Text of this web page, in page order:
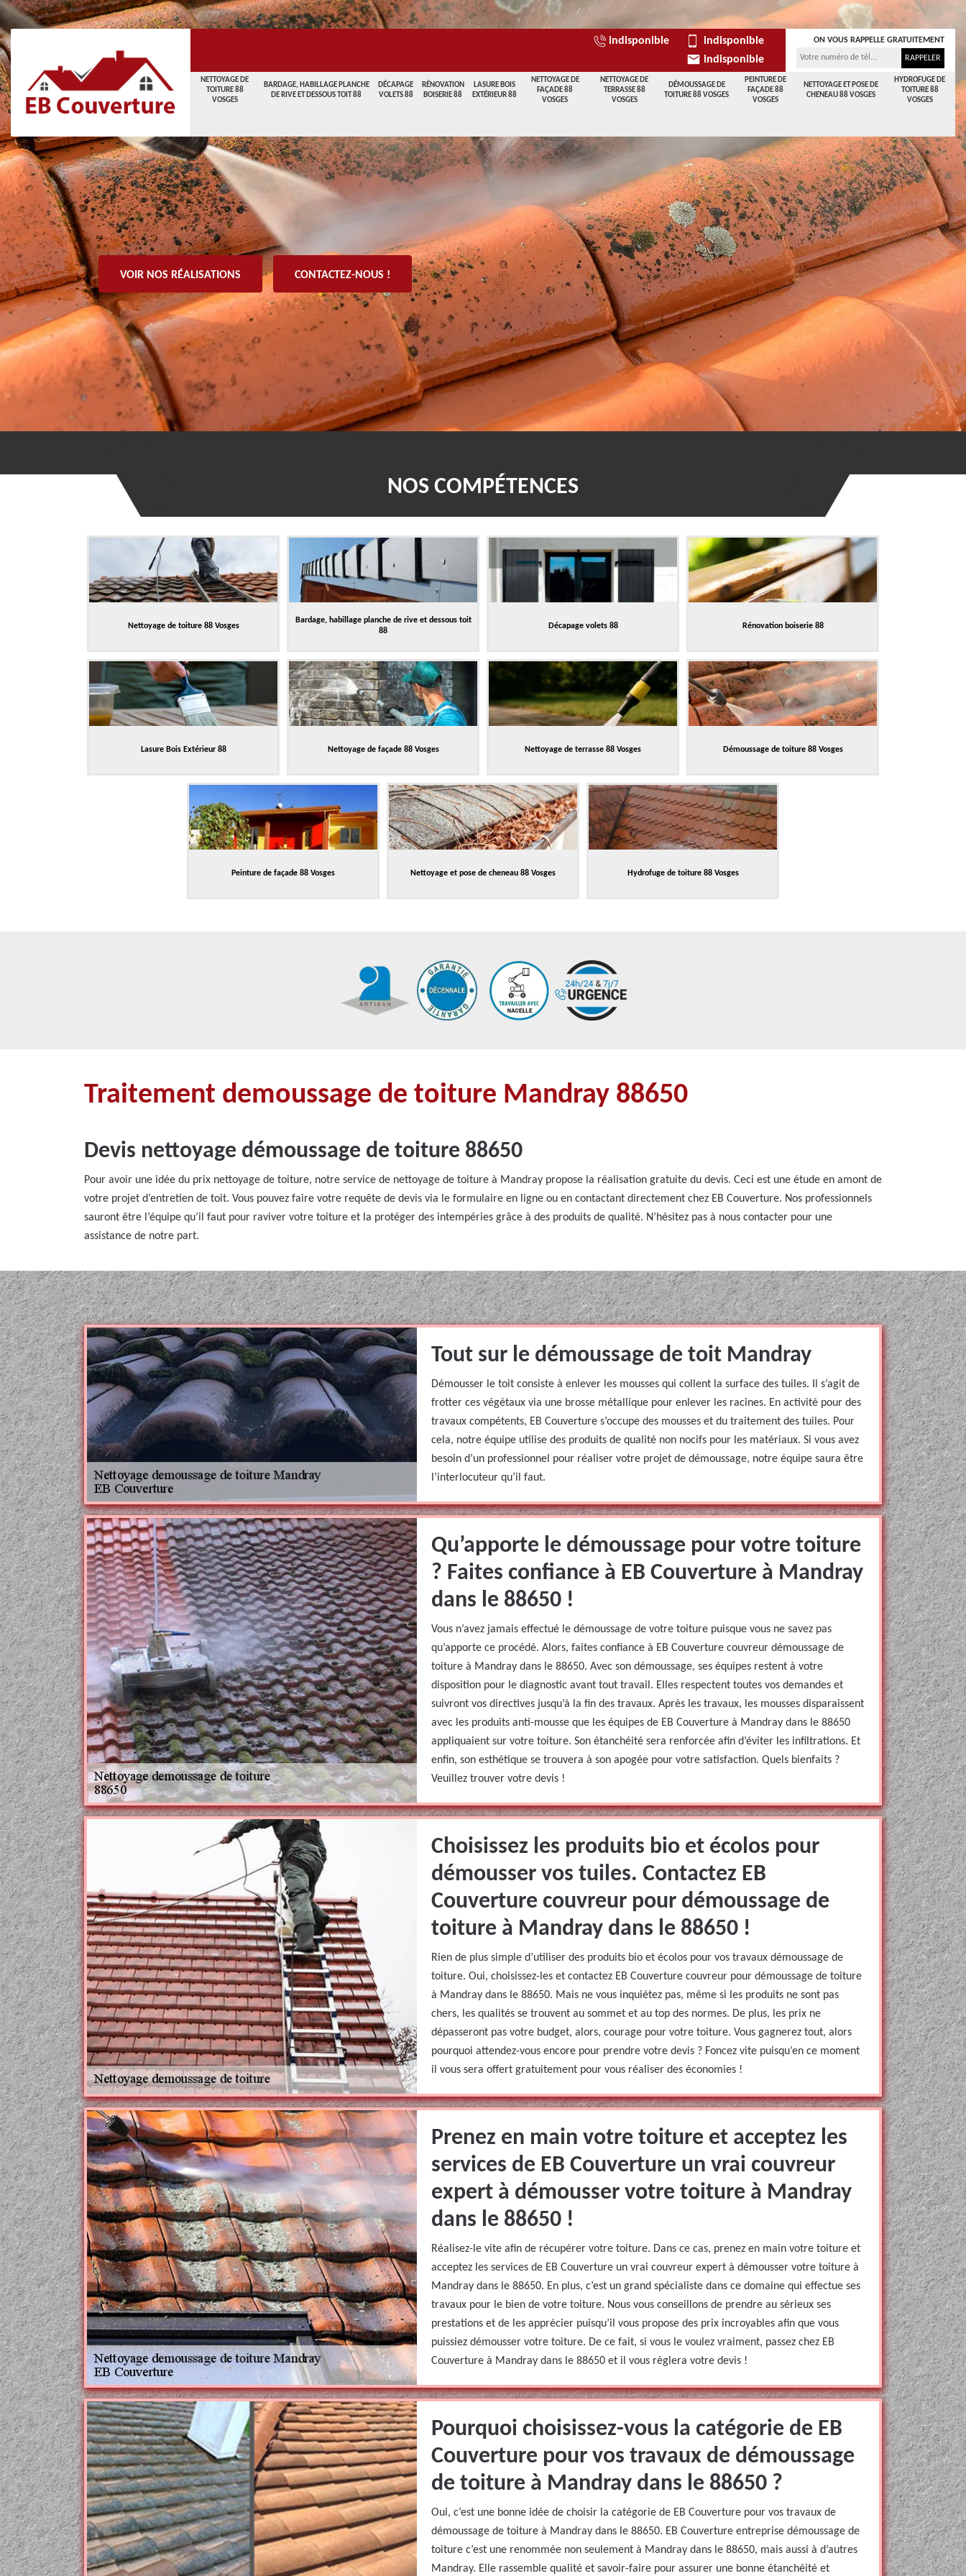
NETTOYAGE DE
TOITURE 88
VOSGES
BARDAGE, HABILLAGE PLANCHE
DE RIVE ET DESSOUS TOIT 88
DÉCAPAGE
VOLETS 88
RÉNOVATION
BOISERIE 88
LASURE BOIS
EXTÉRIEUR 88
NETTOYAGE DE
FAÇADE 88
VOSGES
NETTOYAGE DE
TERRASSE 88
VOSGES
DÉMOUSSAGE DE
TOITURE 88 VOSGES
PEINTURE DE
FAÇADE 88
VOSGES
NETTOYAGE ET POSE DE
CHENEAU 88 VOSGES
HYDROFUGE DE
TOITURE 88
VOSGES
indisponible
indisponible
indisponible
ON VOUS RAPPELLE GRATUITEMENT
VOIR NOS RÉALISATIONS CONTACTEZ-NOUS !
NOS COMPÉTENCES
Nettoyage de toiture 88 Vosges
Bardage, habillage planche de rive et dessous toit
88
Décapage volets 88 Rénovation boiserie 88
Lasure Bois Extérieur 88 Nettoyage de façade 88 Vosges Nettoyage de terrasse 88 Vosges Démoussage de toiture 88 Vosges
Peinture de façade 88 Vosges Nettoyage et pose de cheneau 88 Vosges Hydrofuge de toiture 88 Vosges
Traitement demoussage de toiture Mandray 88650
Devis nettoyage démoussage de toiture 88650
Pour avoir une idée du prix nettoyage de toiture, notre service de nettoyage de toiture à Mandray propose la réalisation gratuite du devis. Ceci est une étude en amont de
votre projet d’entretien de toit. Vous pouvez faire votre requête de devis via le formulaire en ligne ou en contactant directement chez EB Couverture. Nos professionnels
sauront être l’équipe qu’il faut pour raviver votre toiture et la protéger des intempéries grâce à des produits de qualité. N’hésitez pas à nous contacter pour une
assistance de notre part.
Tout sur le démoussage de toit Mandray
Démousser le toit consiste à enlever les mousses qui collent la surface des tuiles. Il s’agit de
frotter ces végétaux via une brosse métallique pour enlever les racines. En activité pour des
travaux compétents, EB Couverture s’occupe des mousses et du traitement des tuiles. Pour
cela, notre équipe utilise des produits de qualité non nocifs pour les matériaux. Si vous avez
besoin d’un professionnel pour réaliser votre projet de démoussage, notre équipe saura être
l’interlocuteur qu’il faut.
Qu’apporte le démoussage pour votre toiture
? Faites confiance à EB Couverture à Mandray
dans le 88650 !
Vous n’avez jamais effectué le démoussage de votre toiture puisque vous ne savez pas
qu’apporte ce procédé. Alors, faites confiance à EB Couverture couvreur démoussage de
toiture à Mandray dans le 88650. Avec son démoussage, ses équipes restent à votre
disposition pour le diagnostic avant tout travail. Elles respectent toutes vos demandes et
suivront vos directives jusqu’à la fin des travaux. Après les travaux, les mousses disparaissent
avec les produits anti-mousse que les équipes de EB Couverture à Mandray dans le 88650
appliquaient sur votre toiture. Son étanchéité sera renforcée afin d’éviter les infiltrations. Et
enfin, son esthétique se trouvera à son apogée pour votre satisfaction. Quels bienfaits ?
Veuillez trouver votre devis !
Choisissez les produits bio et écolos pour
démousser vos tuiles. Contactez EB
Couverture couvreur pour démoussage de
toiture à Mandray dans le 88650 !
Rien de plus simple d’utiliser des produits bio et écolos pour vos travaux démoussage de
toiture. Oui, choisissez-les et contactez EB Couverture couvreur pour démoussage de toiture
à Mandray dans le 88650. Mais ne vous inquiétez pas, même si les produits ne sont pas
chers, les qualités se trouvent au sommet et au top des normes. De plus, les prix ne
dépasseront pas votre budget, alors, courage pour votre toiture. Vous gagnerez tout, alors
pourquoi attendez-vous encore pour prendre votre devis ? Foncez vite puisqu’en ce moment
il vous sera offert gratuitement pour vous réaliser des économies !
Prenez en main votre toiture et acceptez les
services de EB Couverture un vrai couvreur
expert à démousser votre toiture à Mandray
dans le 88650 !
Réalisez-le vite afin de récupérer votre toiture. Dans ce cas, prenez en main votre toiture et
acceptez les services de EB Couverture un vrai couvreur expert à démousser votre toiture à
Mandray dans le 88650. En plus, c’est un grand spécialiste dans ce domaine qui effectue ses
travaux pour le bien de votre toiture. Nous vous conseillons de prendre au sérieux ses
prestations et de les apprécier puisqu’il vous propose des prix incroyables afin que vous
puissiez démousser votre toiture. De ce fait, si vous le voulez vraiment, passez chez EB
Couverture à Mandray dans le 88650 et il vous règlera votre devis !
Pourquoi choisissez-vous la catégorie de EB
Couverture pour vos travaux de démoussage
de toiture à Mandray dans le 88650 ?
Oui, c’est une bonne idée de choisir la catégorie de EB Couverture pour vos travaux de
démoussage de toiture à Mandray dans le 88650. EB Couverture entreprise démoussage de
toiture c’est une renommée non seulement à Mandray dans le 88650, mais aussi à d’autres
Mandray. Elle rassemble qualité et savoir-faire pour assurer une bonne étanchéité et